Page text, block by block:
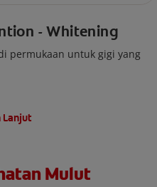
- Whitening
permukaan untuk gigi yang
Lanjut
Mulut